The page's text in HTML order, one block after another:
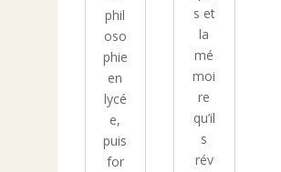
phil
oso
phie
en
lycé
e,
puis
for
s et
la
mé
moi
re
qu’il
s
rév